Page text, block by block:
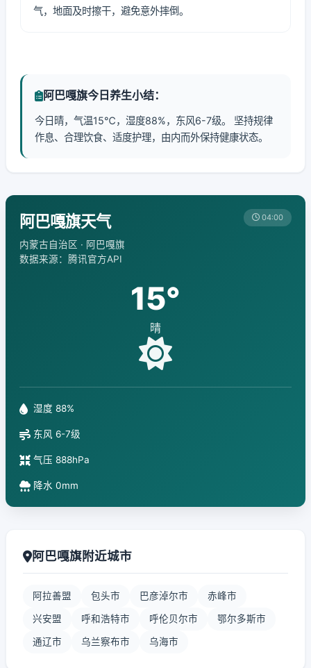
气，地面及时擦干，避免意外摔倒。
阿巴嘎旗今日养生小结：
今日晴，气温15℃，湿度88%，东风6-7级。 坚持规律
作息、合理饮食、适度护理，由内而外保持健康状态。
阿巴嘎旗天气
内蒙古自治区 · 阿巴嘎旗
数据来源：腾讯官方API
04:00
15°
晴
湿度 88%
东风 6-7级
气压 888hPa
降水 0mm
阿巴嘎旗附近城市
阿拉善盟 包头市 巴彦淖尔市 赤峰市
兴安盟 呼和浩特市 呼伦贝尔市 鄂尔多斯市
通辽市 乌兰察布市 乌海市